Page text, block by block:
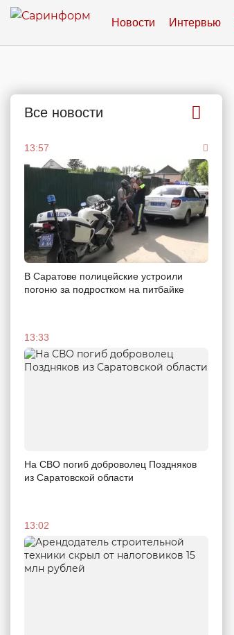
Новости Интервью
Все новости
13:57
В Саратове полицейские устроили
погоню за подростком на питбайке
13:33
На СВО погиб доброволец Поздняков
из Саратовской области
13:02